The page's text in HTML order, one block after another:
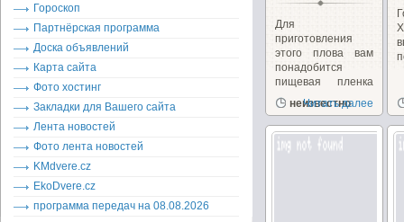
Для
приготовления
этого плова вам
понадобится
пищевая пленка
от Paclan.
неизвестно
Читать далее
Гороскоп
Партнёрская программа
Доска объявлений
Карта сайта
Фото хостинг
Закладки для Вашего сайта
Лента новостей
Фото лента новостей
KMdvere.cz
EkoDvere.cz
программа передач на 08.08.2026